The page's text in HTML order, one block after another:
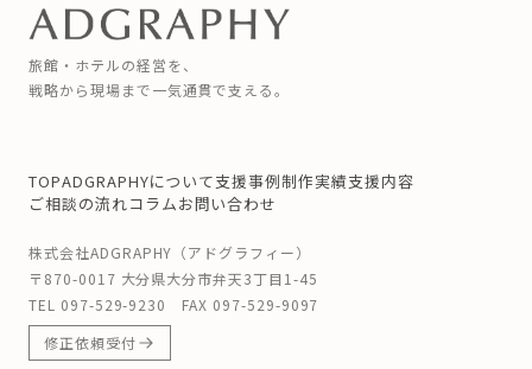
旅館・ホテルの経営を、
戦略から現場まで一気通貫で支える。
TOPADGRAPHYについて支援事例制作実績支援内容
ご相談の流れコラムお問い合わせ
株式会社ADGRAPHY（アドグラフィー）
〒870-0017 大分県大分市弁天3丁目1-45
TEL 097-529-9230
FAX 097-529-9097
修正依頼受付